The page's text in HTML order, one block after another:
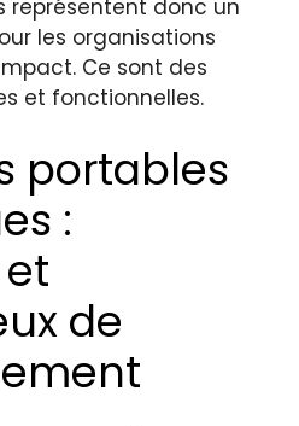
représentent donc un
les organisations
Ce sont des
et fonctionnelles.
portables
:
de